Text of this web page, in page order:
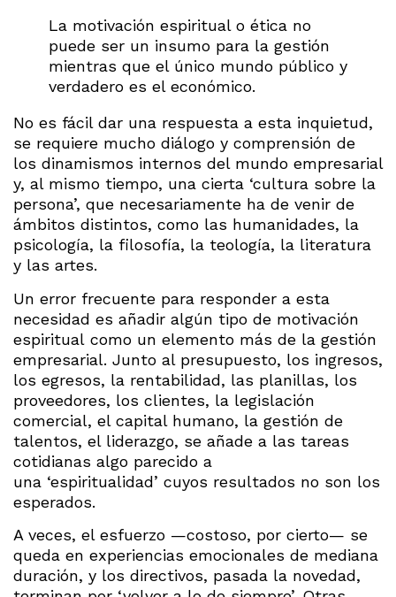
La motivación espiritual o ética no
puede ser un insumo para la gestión
mientras que el único mundo público y
verdadero es el económico.
No es fácil dar una respuesta a esta inquietud,
se requiere mucho diálogo y comprensión de
los dinamismos internos del mundo empresarial
y, al mismo tiempo, una cierta ‘cultura sobre la
persona’, que necesariamente ha de venir de
ámbitos distintos, como las humanidades, la
psicología, la filosofía, la teología, la literatura
y las artes.
Un error frecuente para responder a esta
necesidad es añadir algún tipo de motivación
espiritual como un elemento más de la gestión
empresarial. Junto al presupuesto, los ingresos,
los egresos, la rentabilidad, las planillas, los
proveedores, los clientes, la legislación
comercial, el capital humano, la gestión de
talentos, el liderazgo, se añade a las tareas
cotidianas algo parecido a
una ‘espiritualidad’ cuyos resultados no son los
esperados.
A veces, el esfuerzo —costoso, por cierto— se
queda en experiencias emocionales de mediana
duración, y los directivos, pasada la novedad,